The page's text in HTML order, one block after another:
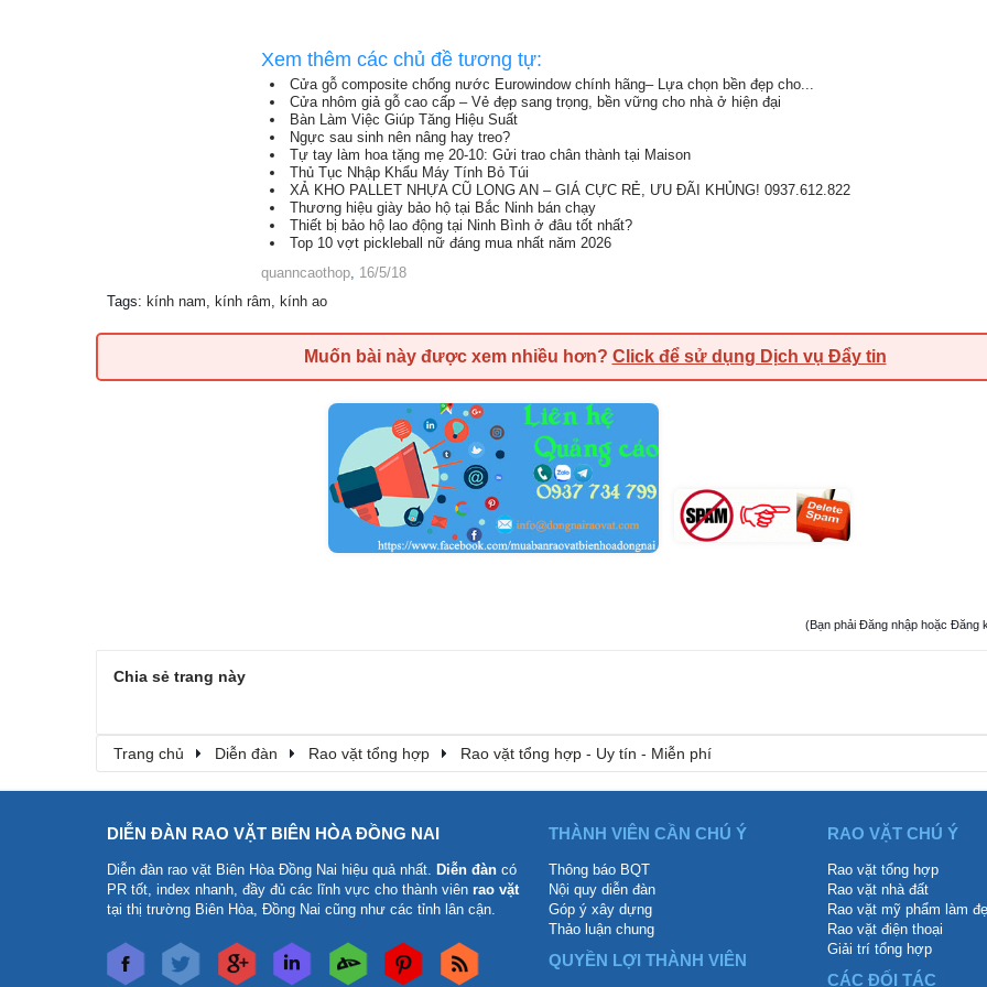
Xem thêm các chủ đề tương tự:
Cửa gỗ composite chống nước Eurowindow chính hãng– Lựa chọn bền đẹp cho...
Cửa nhôm giả gỗ cao cấp – Vẻ đẹp sang trọng, bền vững cho nhà ở hiện đại
Bàn Làm Việc Giúp Tăng Hiệu Suất
Ngực sau sinh nên nâng hay treo?
Tự tay làm hoa tặng mẹ 20-10: Gửi trao chân thành tại Maison
Thủ Tục Nhập Khẩu Máy Tính Bỏ Túi
XẢ KHO PALLET NHỰA CŨ LONG AN – GIÁ CỰC RẺ, ƯU ĐÃI KHỦNG! 0937.612.822
Thương hiệu giày bảo hộ tại Bắc Ninh bán chạy
Thiết bị bảo hộ lao động tại Ninh Bình ở đâu tốt nhất?
Top 10 vợt pickleball nữ đáng mua nhất năm 2026
quanncaothop, 16/5/18
Tags: kính nam, kính râm, kính ao
Muốn bài này được xem nhiều hơn? Click để sử dụng Dịch vụ Đẩy tin
(Bạn phải Đăng nhập hoặc Đăng
Chia sẻ trang này
Trang chủ Diễn đàn Rao vặt tổng hợp Rao vặt tổng hợp - Uy tín - Miễn phí
DIỄN ĐÀN RAO VẶT BIÊN HÒA ĐỒNG NAI
Diễn đàn rao vặt Biên Hòa Đồng Nai hiệu quả nhất. Diễn đàn có
PR tốt, index nhanh, đầy đủ các lĩnh vực cho thành viên rao vặt
tại thị trường Biên Hòa, Đồng Nai cũng như các tỉnh lân cận.
THÀNH VIÊN CẦN CHÚ Ý
Thông báo BQT
Nội quy diễn đàn
Góp ý xây dựng
Thảo luận chung
QUYỀN LỢI THÀNH VIÊN
RAO VẶT CHÚ Ý
Rao vặt tổng hợp
Rao vặt nhà đất
Rao vặt mỹ phẩm làm
Rao vặt điện thoại
Giải trí tổng hợp
CÁC ĐỐI TÁC